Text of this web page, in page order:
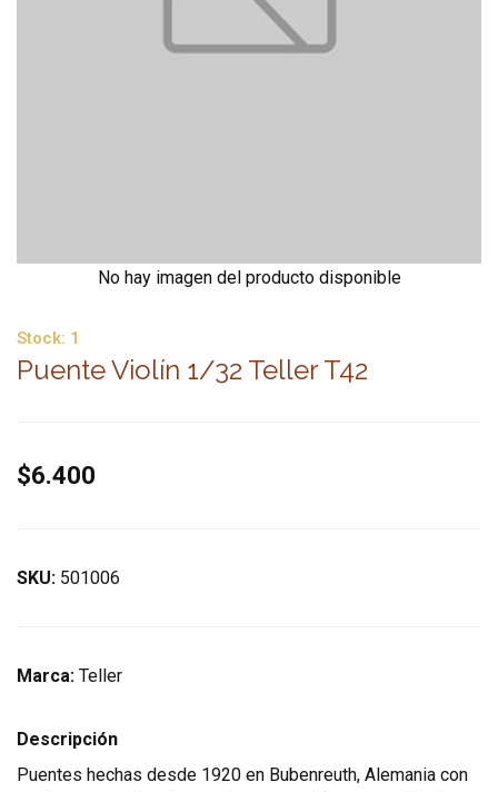
No hay imagen del producto disponible
Stock: 1
Puente Violín 1/32 Teller T42
$6.400
SKU: 501006
Marca: Teller
Descripción
Puentes hechas desde 1920 en Bubenreuth, Alemania con